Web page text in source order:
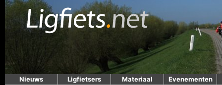
Nieuws Ligfietsers Materiaal Evenementen